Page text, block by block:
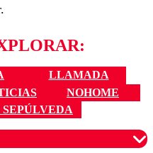
LLAMADA
NOHOME